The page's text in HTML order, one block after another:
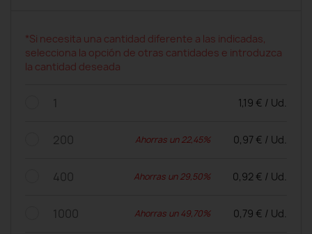
*Si necesita una cantidad diferente a las indicadas,
selecciona la opción de otras cantidades e introduzca
la cantidad deseada
1 1,19 € / Ud.
200 Ahorras un 22,45% 0,97 € / Ud.
400 Ahorras un 29,50% 0,92 € / Ud.
1000 Ahorras un 49,70% 0,79 € / Ud.